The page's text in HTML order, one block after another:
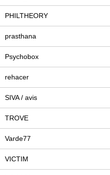
PHILTHEORY
prasthana
Psychobox
rehacer
SIVA / avis
TROVE
Varde77
VICTIM